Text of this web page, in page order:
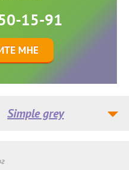
15-91
МНЕ
Simple grey